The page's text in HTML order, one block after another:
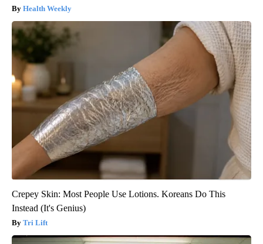
Health Weekly
Crepey Skin: Most People Use Lotions. Koreans Do This
Instead (It's Genius)
Tri Lift